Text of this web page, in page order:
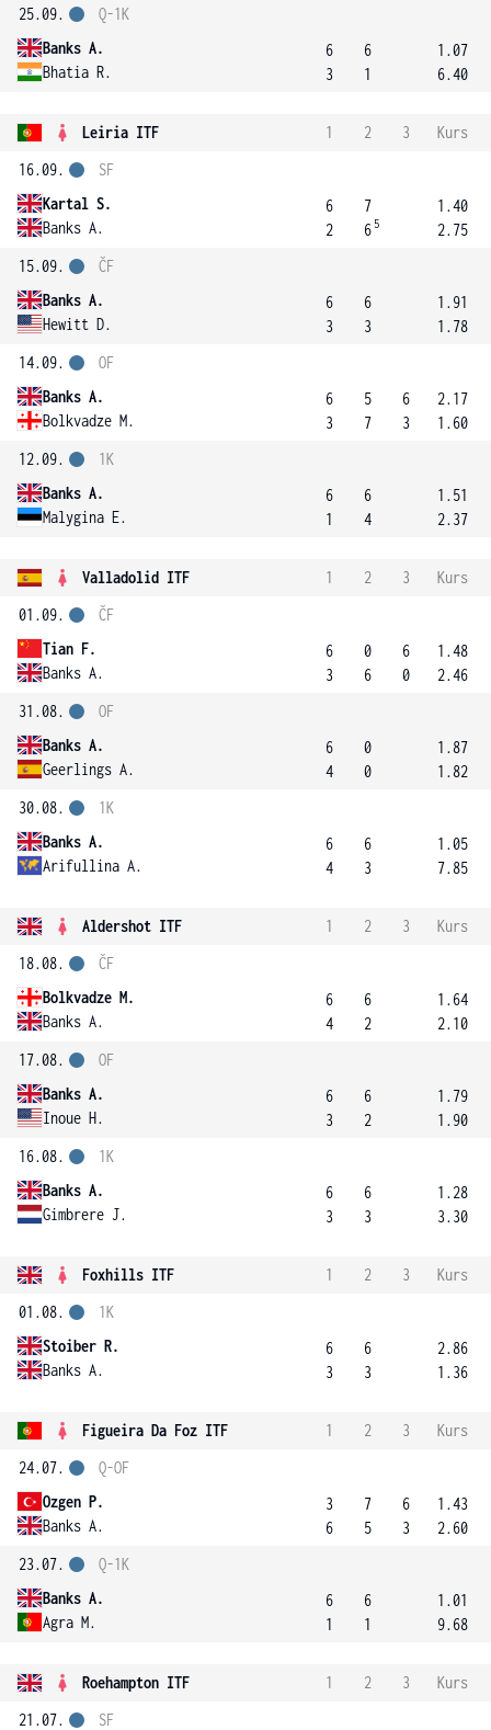
25.09.
Banks A.
Bhatia R.
Q-1K
6
3
6
1
1.07
6.40
Leiria ITF 1 2 3
Kurs
16.09.
Kartal S.
Banks A.
SF
6
2
7
6 5
1.40
2.75
15.09.
Banks A.
Hewitt D.
ČF
6
3
6
3
1.91
1.78
14.09.
Banks A.
Bolkvadze M.
OF
6
3
5
7
6
3
2.17
1.60
12.09.
Banks A.
Malygina E.
1K
6
1
6
4
1.51
2.37
Valladolid ITF 1 2 3
Kurs
01.09.
Tian F.
Banks A.
ČF
6
3
0
6
6
0
1.48
2.46
31.08.
Banks A.
Geerlings A.
OF
6
4
0
0
1.87
1.82
30.08.
Banks A.
Arifullina A.
1K
6
4
6
3
1.05
7.85
Aldershot ITF 1 2 3
Kurs
18.08.
Bolkvadze M.
Banks A.
ČF
6
4
6
2
1.64
2.10
17.08.
Banks A.
Inoue H.
OF
6
3
6
2
1.79
1.90
16.08.
Banks A.
Gimbrere J.
1K
6
3
6
3
1.28
3.30
Foxhills ITF 1 2 3
Kurs
01.08.
Stoiber R.
Banks A.
1K
6
3
6
3
2.86
1.36
Figueira Da Foz ITF 1 2 3
Kurs
24.07.
Ozgen P.
Banks A.
Q-OF
3
6
7
5
6
3
1.43
2.60
23.07.
Banks A.
Agra M.
Q-1K
6
1
6
1
1.01
9.68
Roehampton ITF 1 2 3
Kurs
21.07.
SF